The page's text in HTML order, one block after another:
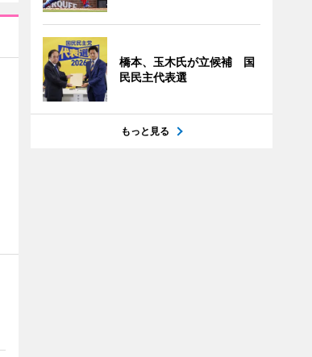
橋本、玉木氏が立候補 国
民民主代表選
もっと見る